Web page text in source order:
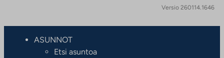
Versio 260114.1646
ASUNNOT
Etsi asuntoa